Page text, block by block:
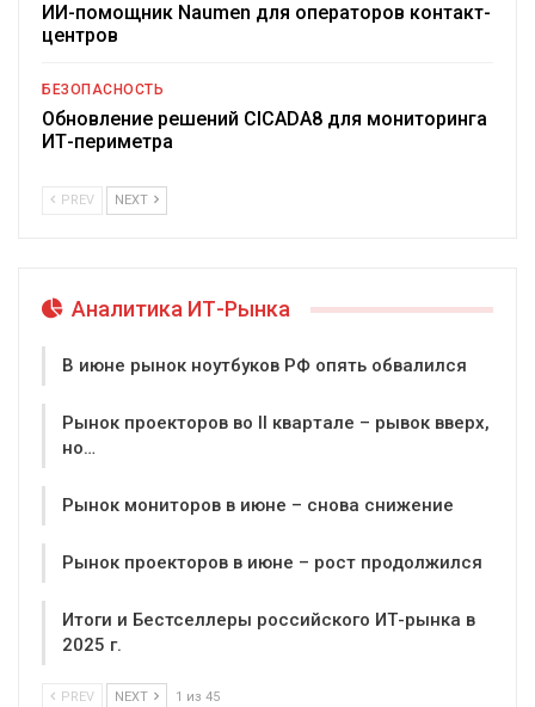
ИИ-помощник Naumen для операторов контакт-
центров
БЕЗОПАСНОСТЬ
Обновление решений CICADA8 для мониторинга
ИТ-периметра
PREV NEXT
Аналитика ИТ-Рынка
В июне рынок ноутбуков РФ опять обвалился
Рынок проекторов во II квартале – рывок вверх,
но…
Рынок мониторов в июне – снова снижение
Рынок проекторов в июне – рост продолжился
Итоги и Бестселлеры российского ИТ-рынка в
2025 г.
PREV NEXT 1 из 45